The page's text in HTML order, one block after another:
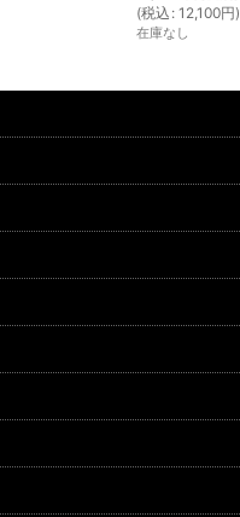
(税込 : 12,100円)
在庫なし